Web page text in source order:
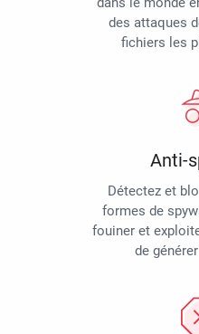
des attaques
fichiers les
Anti-
Détectez et
formes de
fouiner et
de